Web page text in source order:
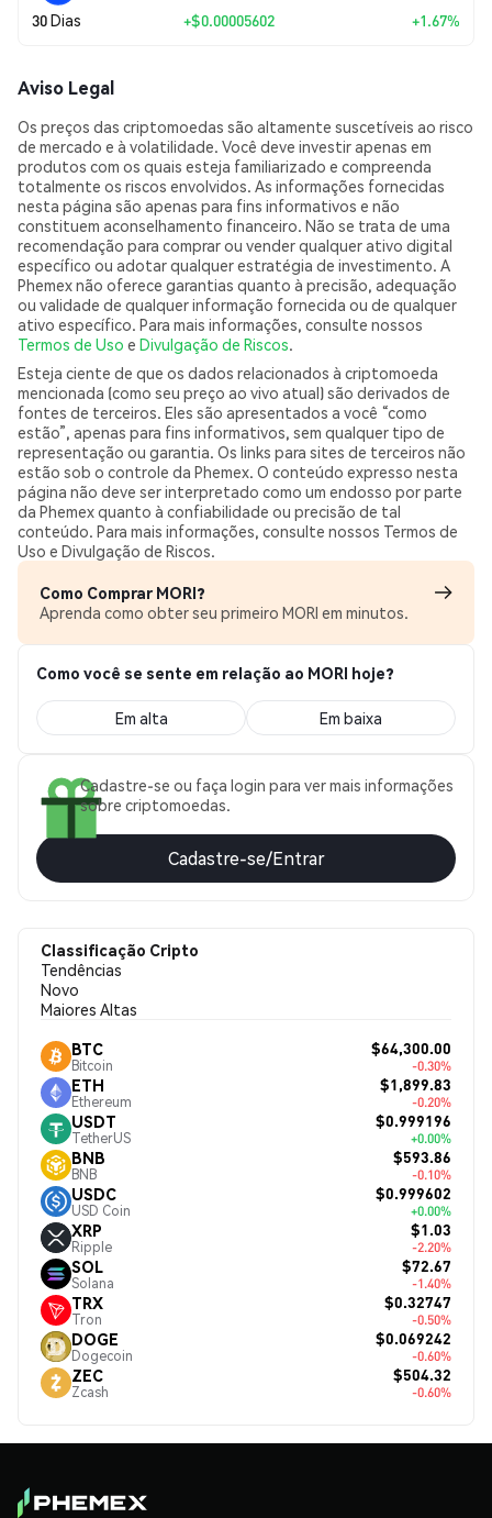
30 Dias +$0.00005602 +1.67%
Aviso Legal
Os preços das criptomoedas são altamente suscetíveis ao risco
de mercado e à volatilidade. Você deve investir apenas em
produtos com os quais esteja familiarizado e compreenda
totalmente os riscos envolvidos. As informações fornecidas
nesta página são apenas para fins informativos e não
constituem aconselhamento financeiro. Não se trata de uma
recomendação para comprar ou vender qualquer ativo digital
específico ou adotar qualquer estratégia de investimento. A
Phemex não oferece garantias quanto à precisão, adequação
ou validade de qualquer informação fornecida ou de qualquer
ativo específico. Para mais informações, consulte nossos
Termos de Uso e Divulgação de Riscos.
Esteja ciente de que os dados relacionados à criptomoeda
mencionada (como seu preço ao vivo atual) são derivados de
fontes de terceiros. Eles são apresentados a você “como
estão”, apenas para fins informativos, sem qualquer tipo de
representação ou garantia. Os links para sites de terceiros não
estão sob o controle da Phemex. O conteúdo expresso nesta
página não deve ser interpretado como um endosso por parte
da Phemex quanto à confiabilidade ou precisão de tal
conteúdo. Para mais informações, consulte nossos Termos de
Uso e Divulgação de Riscos.
Como Comprar MORI?
Aprenda como obter seu primeiro MORI em minutos.
Como você se sente em relação ao MORI hoje?
Em alta Em baixa
Cadastre-se ou faça login para ver mais informações
sobre criptomoedas.
Cadastre-se/Entrar
Classificação Cripto
Tendências
Novo
Maiores Altas
BTC
Bitcoin
$64,300.00
-0.30%
ETH
Ethereum
$1,899.83
-0.20%
USDT
TetherUS
$0.999196
+0.00%
BNB
BNB
$593.86
-0.10%
USDC
USD Coin
$0.999602
+0.00%
XRP
Ripple
$1.03
-2.20%
SOL
Solana
$72.67
-1.40%
TRX
Tron
$0.32747
-0.50%
DOGE
Dogecoin
$0.069242
-0.60%
ZEC
Zcash
$504.32
-0.60%